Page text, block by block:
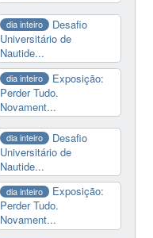
dia inteiro
Desafio
Universitário de
Nautide...
dia inteiro
Exposição:
Perder Tudo.
Novament...
dia inteiro
Desafio
Universitário de
Nautide...
dia inteiro
Exposição:
Perder Tudo.
Novament...